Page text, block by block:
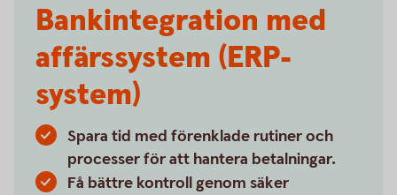
Bankintegration med
affärssystem (ERP-
system)
Spara tid med förenklade rutiner och
processer för att hantera betalningar.
Få bättre kontroll genom säker